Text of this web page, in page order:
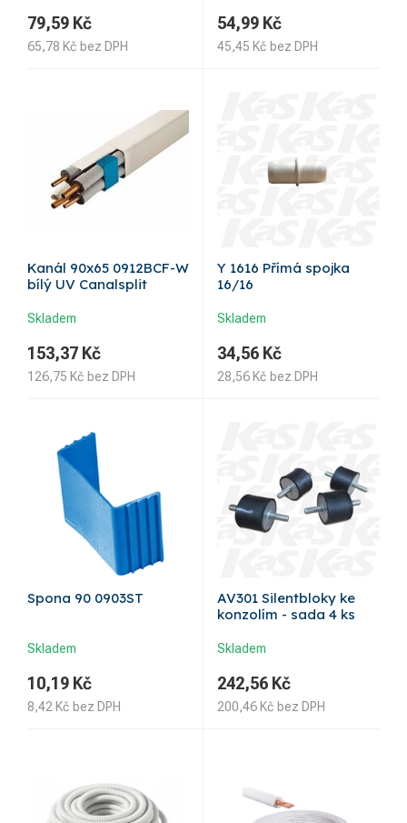
79,59 Kč
65,78 Kč bez DPH
54,99 Kč
45,45 Kč bez DPH
Kanál 90x65 0912BCF-W
bílý UV Canalsplit
Skladem
153,37 Kč
126,75 Kč bez DPH
Y 1616 Přímá spojka
16/16
Skladem
34,56 Kč
28,56 Kč bez DPH
Spona 90 0903ST
Skladem
10,19 Kč
8,42 Kč bez DPH
AV301 Silentbloky ke
konzolím - sada 4 ks
Skladem
242,56 Kč
200,46 Kč bez DPH